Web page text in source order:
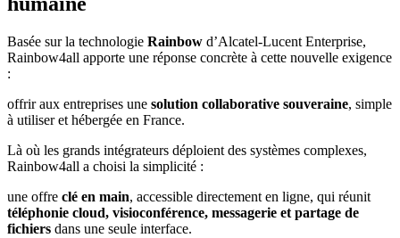
Basée sur la technologie Rainbow d’Alcatel-Lucent Enterprise,
Rainbow4all apporte une réponse concrète à cette nouvelle exigence
:
offrir aux entreprises une solution collaborative souveraine, simple
à utiliser et hébergée en France.
Là où les grands intégrateurs déploient des systèmes complexes,
Rainbow4all a choisi la simplicité :
une offre clé en main, accessible directement en ligne, qui réunit
téléphonie cloud, visioconférence, messagerie et partage de
fichiers dans une seule interface.